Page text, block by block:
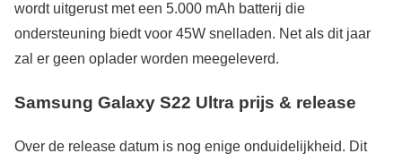
wordt uitgerust met een 5.000 mAh batterij die
ondersteuning biedt voor 45W snelladen. Net als dit jaar
zal er geen oplader worden meegeleverd.
Samsung Galaxy S22 Ultra prijs & release
Over de release datum is nog enige onduidelijkheid. Dit